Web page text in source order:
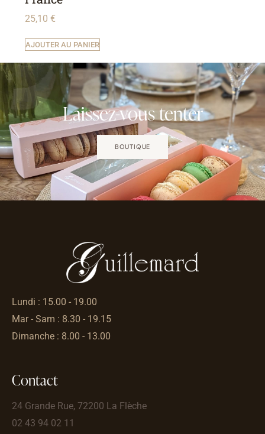
25,10€
AJOUTER AU PANIER
Laissez-vous tenter
BOUTIQUE
Lundi : 15.00 - 19.00
Mar - Sam : 8.30 - 19.15
Dimanche : 8.00 - 13.00
Contact
24 Grande Rue, 72200 La Flèche
02 43 94 02 11